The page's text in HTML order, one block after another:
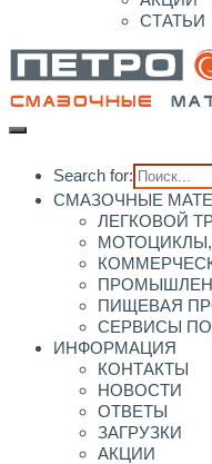
СТАТЬИ
Search for:
СМАЗОЧНЫЕ
ЛЕГКОВОЙ
МОТОЦИКЛЫ,
ПИЩЕВАЯ
СЕРВИСЫ
ИНФОРМАЦИЯ
КОНТАКТЫ
НОВОСТИ
ОТВЕТЫ
ЗАГРУЗКИ
АКЦИИ